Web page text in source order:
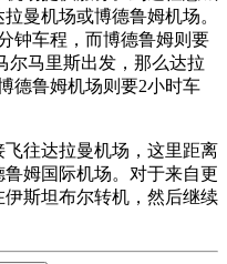
曼机场或博德鲁姆机场。
钟车程，而博德鲁姆则要
尔马里斯出发，那么达拉
德鲁姆机场则要2小时车
往达拉曼机场，这里距离
姆国际机场。对于来自更
斯坦布尔转机，然后继续